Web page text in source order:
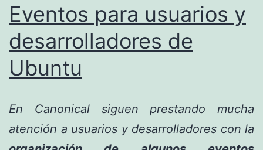
Eventos para usuarios y
desarrolladores de
Ubuntu
En Canonical siguen prestando mucha
atención a usuarios y desarrolladores con la